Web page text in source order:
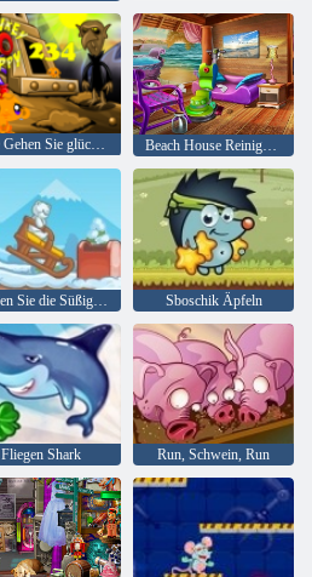
Affe Gehen Sie glückliche Stufe 234 Beach House Reinigung
Finden Sie die Süßigkeit: Winter Sboschik Äpfeln
Fliegen Shark Run, Schwein, Run